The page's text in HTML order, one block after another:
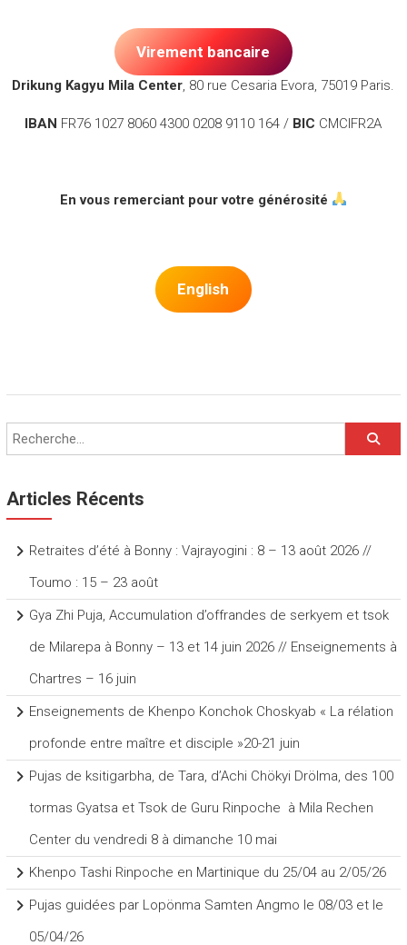
Virement bancaire
Drikung Kagyu Mila Center, 80 rue Cesaria Evora, 75019 Paris.
IBAN FR76 1027 8060 4300 0208 9110 164 / BIC CMCIFR2A
En vous remerciant pour votre générosité
English
Articles Récents
Retraites d’été à Bonny : Vajrayogini : 8 – 13 août 2026 //
Toumo : 15 – 23 août
Gya Zhi Puja, Accumulation d’offrandes de serkyem et tsok
de Milarepa à Bonny – 13 et 14 juin 2026 // Enseignements à
Chartres – 16 juin
Enseignements de Khenpo Konchok Choskyab « La rélation
profonde entre maître et disciple »20-21 juin
Pujas de ksitigarbha, de Tara, d’Achi Chökyi Drölma, des 100
tormas Gyatsa et Tsok de Guru Rinpoche à Mila Rechen
Center du vendredi 8 à dimanche 10 mai
Khenpo Tashi Rinpoche en Martinique du 25/04 au 2/05/26
Pujas guidées par Lopönma Samten Angmo le 08/03 et le
05/04/26